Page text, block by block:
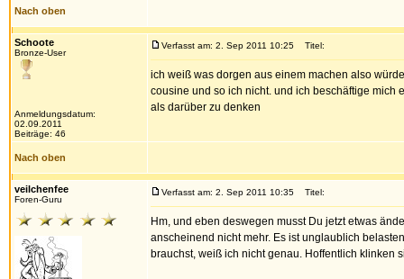
Nach oben
Schoote
Bronze-User
Anmeldungsdatum:
02.09.2011
Beiträge: 46
Verfasst am: 2. Sep 2011 10:25 Titel:
ich weiß was dorgen aus einem machen also
cousine und so ich nicht. und ich beschäftige mich
als darüber zu denken
Nach oben
veilchenfee
Foren-Guru
Verfasst am: 2. Sep 2011 10:35 Titel:
Hm, und eben deswegen musst Du jetzt etwas
anscheinend nicht mehr. Es ist unglaublich
brauchst, weiß ich nicht genau. Hoffentlich klinken